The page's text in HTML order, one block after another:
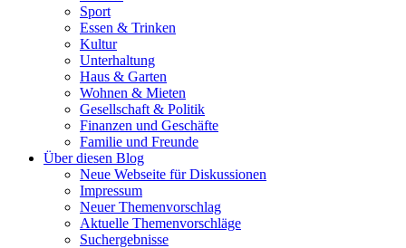
Sport
Essen & Trinken
Kultur
Unterhaltung
Haus & Garten
Wohnen & Mieten
Gesellschaft & Politik
Finanzen und Geschäfte
Familie und Freunde
Über diesen Blog
Neue Webseite für Diskussionen
Impressum
Neuer Themenvorschlag
Aktuelle Themenvorschläge
Suchergebnisse